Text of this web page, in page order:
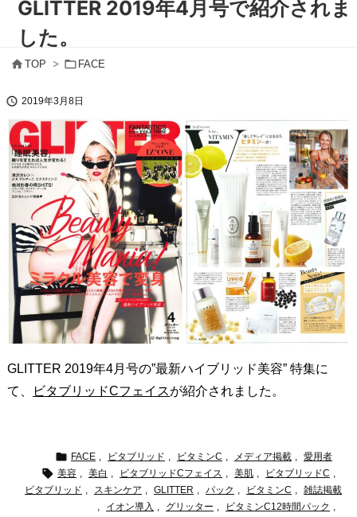
 TOP >  FACE
GLITTER 2019年4月号で紹介されま
した。
 2019年3月8日
GLITTER 2019年4月号の”最新ハイブリッド美容” 特集に
て、
ビタブリッドCフェイスが紹介されました。
 FACE , ビタブリッド , ビタミンC , メディア掲載 , 愛用者
 美容 , 美白 , ビタブリッドCフェイス , 美肌 , ビタブリッドC ,
ビタブリッド , スキンケア , GLITTER , パック , ビタミンC , 雑誌掲載
,
イオン導入 , グリッター , ビタミンC12時間パック ,